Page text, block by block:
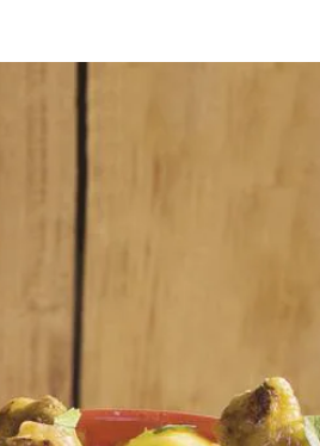
Snijd het vruchtvlees in blokjes.
2 pannen tegelijk. Voeg de ui,
tot de kip en de aardappelen gaar
schoon, snijd in stukken en kook in
4 gepelde bananen in dunne